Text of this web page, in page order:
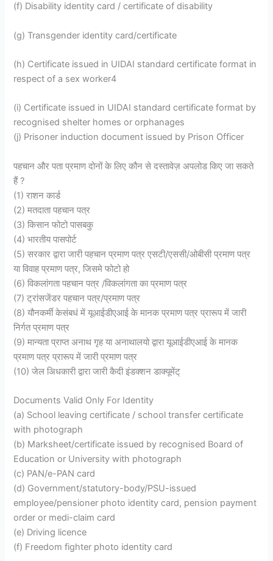
(f) Disability identity card / certificate of disability
(g) Transgender identity card/certificate
(h) Certificate issued in UIDAI standard certificate format in
respect of a sex worker4
(i) Certificate issued in UIDAI standard certificate format by
recognised shelter homes or orphanages
(j) Prisoner induction document issued by Prison Officer
पहचान और पता प्रमाण दोनों के लिए कौन से दस्तावेज़ अपलोड किए जा सकते
हैं ?
(1) राशन कार्ड
(2) मतदाता पहचान पत्र
(3) किसान फोटो पासबकु
(4) भारतीय पासपोर्ट
(5) सरकार द्वारा जारी पहचान प्रमाण पत्र एसटी/एससी/ओबीसी प्रमाण पत्र
या विवाह प्रमाण पत्र, जिसमे फोटो हो
(6) विकलांगता पहचान पत्र /विकलांगता का प्रमाण पत्र
(7) ट्रांसजेंडर पहचान पत्र/प्रमाण पत्र
(8) यौनकर्मी केसंबधं में यूआईडीएआई के मानक प्रमाण पत्र प्रारूप में जारी
निर्गत प्रमाण पत्र
(9) मान्यता प्राप्त अनाथ गृह या अनाथालयो द्वारा यूआईडीएआई के मानक
प्रमाण पत्र प्रारूप में जारी प्रमाण पत्र
(10) जेल अिधकारी द्वारा जारी कैदी इंडक्शन डाक्यूमेंट्
Documents Valid Only For Identity
(a) School leaving certificate / school transfer certificate
with photograph
(b) Marksheet/certificate issued by recognised Board of
Education or University with photograph
(c) PAN/e-PAN card
(d) Government/statutory-body/PSU-issued
employee/pensioner photo identity card, pension payment
order or medi-claim card
(e) Driving licence
(f) Freedom fighter photo identity card